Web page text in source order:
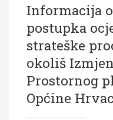
Vijesti
Obavijesti
Općina Hrvace
Općinska tijela
Informacija
postupka
strateške
okoliš
Prostornog
Općine